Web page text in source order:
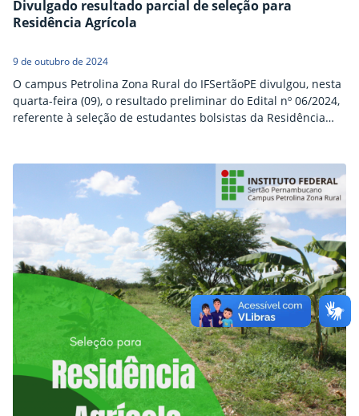
Divulgado resultado parcial de seleção para
Residência Agrícola
9 de outubro de 2024
O campus Petrolina Zona Rural do IFSertãoPE divulgou, nesta
quarta-feira (09), o resultado preliminar do Edital nº 06/2024,
referente à seleção de estudantes bolsistas da Residência
pe.edu.br. A Residência Agrícola tem como objetivo apoiar a
qualificação técnica de estudantes dos níveis Médio
Integrado, Subsequente e Superior, por meio de…